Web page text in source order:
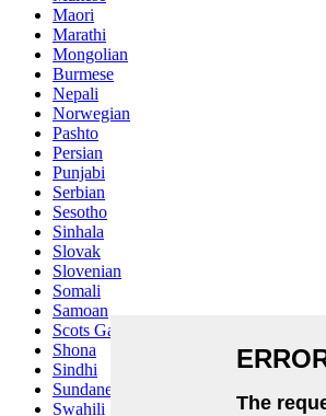
Maori
Marathi
Mongolian
Burmese
Nepali
Norwegian
Pashto
Persian
Punjabi
Serbian
Sesotho
Sinhala
Slovak
Slovenian
Somali
Samoan
Scots Gaelic
Shona
Sindhi
Sundanese
Swahili